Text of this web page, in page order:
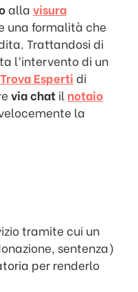
alla visura
una formalità che
Trattandosi di
l’intervento di un
Trova Esperti di
via chat il notaio
la
tramite cui un
sentenza)
per renderlo